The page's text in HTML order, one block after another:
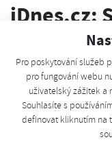
Pro poskytování služeb
pro fungování webu
uživatelský zážitek a
Souhlasíte s
definovat kliknutím na
iDnes.cz:
dotace
čtvrtek, 10. listopadu
Ministerstvo
k nákupu vozidel na
časem zavázal. Obce
elektromobily, plug-in